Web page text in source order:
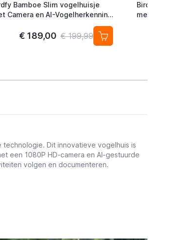
Bamboe Slim vogelhuisje
Camera en AI-Vogelherkenning
€ 189,00 € 199,99
Birdfy
met
Dit innovatieve vogelhuis is
een 1080P HD-camera en AI-gestuurde
volgen en documenteren.